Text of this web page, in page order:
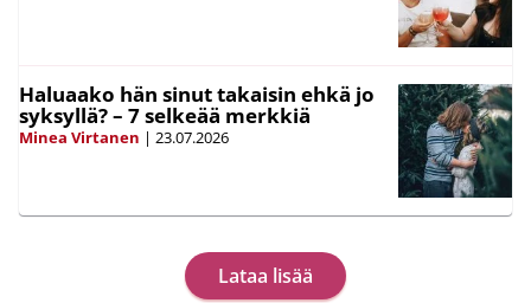
Haluaako hän sinut takaisin ehkä jo
syksyllä? – 7 selkeää merkkiä
Minea Virtanen | 23.07.2026
Lataa lisää